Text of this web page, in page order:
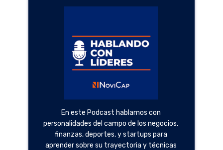
En este Podcast hablamos con
personalidades del campo de los negocios,
finanzas, deportes, y startups para
aprender sobre su trayectoria y técnicas